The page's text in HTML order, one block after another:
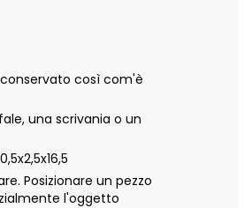
così com'è
una scrivania o un
Posizionare un pezzo
l'oggetto